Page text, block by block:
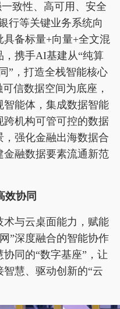
致性、高可用、安全
行等关键业务系统向
备标量+向量+全文混
携手AI基建从“纯算
”，打造全栈智能核心
信数据空间为底座，
能体，集成数据智能
机构可管可控的数据
强化金融出海数据合
融数据要素流通新范
效协同
与云桌面能力，赋能
”深度融合的智能协作
同的“数字基座”，让
慧、驱动创新的“云